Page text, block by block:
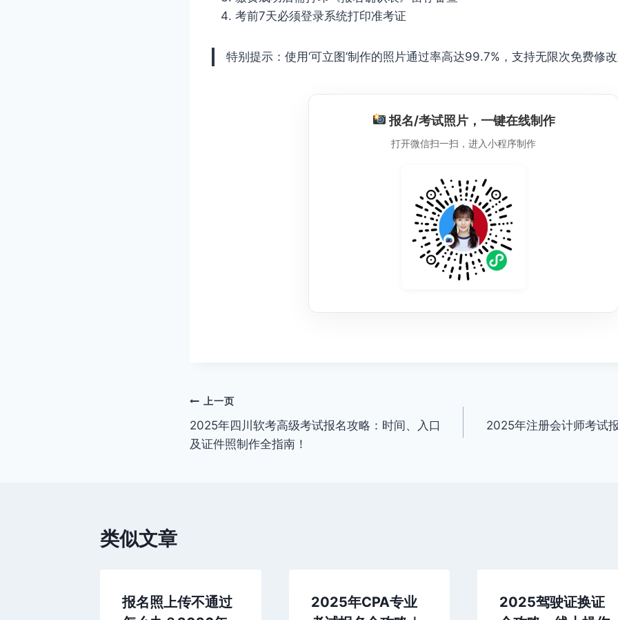
考前7天必须登录系统打印准考证
特别提示：使用‘可立图’制作的照片通过率高达99.7%，支持无限次免费修
报名/考试照片，一键在线制作
打开微信扫一扫，进入小程序制作
文
章
上一页
2025年四川软考高级考试报名攻略：时间、入口
及证件照制作全指南！
2025年注册会计师考试
类似文章
报名照上传不通过
2025年CPA专业
2025驾驶证换证